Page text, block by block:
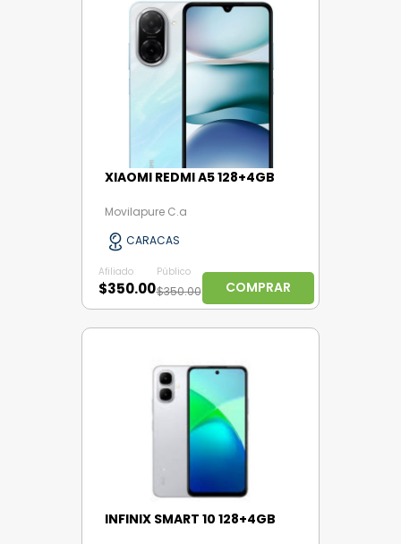
XIAOMI REDMI A5 128+4GB
Movilapure C.a
CARACAS
Afiliado
$350.00
Público
$350.00 COMPRAR
INFINIX SMART 10 128+4GB